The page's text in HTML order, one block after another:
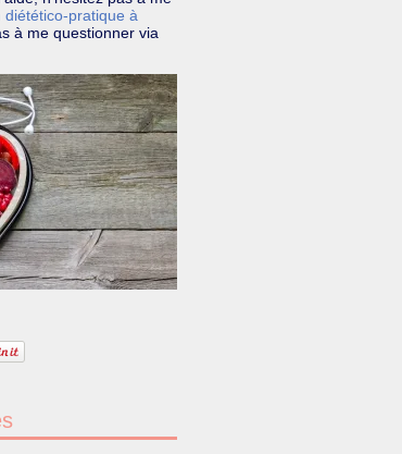
diétético-pratique à
à me questionner via